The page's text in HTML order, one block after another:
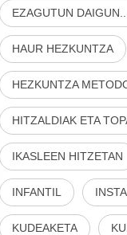
EZAGUTUN DAIGUN...
HAUR HEZKUNTZA
HEZKUNTZA
HITZALDIAK ETA
IKASLEEN HITZETAN
INFANTIL
KUDEAKETA